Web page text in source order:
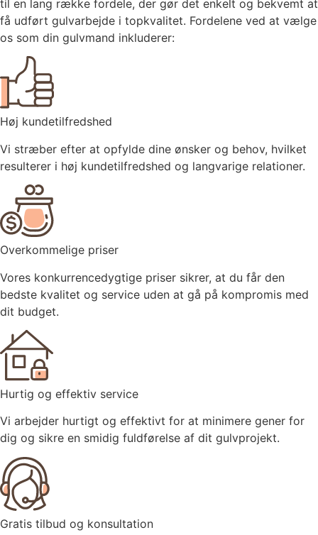
til en lang række fordele, der gør det enkelt og bekvemt at
få udført gulvarbejde i topkvalitet. Fordelene ved at vælge
os som din gulvmand inkluderer:
Høj kundetilfredshed
Vi stræber efter at opfylde dine ønsker og behov, hvilket
resulterer i høj kundetilfredshed og langvarige relationer.
Overkommelige priser
Vores konkurrencedygtige priser sikrer, at du får den
bedste kvalitet og service uden at gå på kompromis med
dit budget.
Hurtig og effektiv service
Vi arbejder hurtigt og effektivt for at minimere gener for
dig og sikre en smidig fuldførelse af dit gulvprojekt.
Gratis tilbud og konsultation